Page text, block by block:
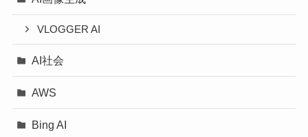
VLOGGER AI
AI社会
AWS
Bing AI